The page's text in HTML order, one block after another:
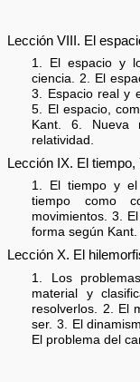
Lección VIII. El
1. El espacio y
ciencia. 2. El
3. Espacio real y
5. El espacio,
Kant. 6.
relatividad.
Lección IX. El tiempo,
1. El tiempo y el
tiempo como
movimientos. 3.
forma según Kant.
Lección X. El
1. Los
material y
resolverlos. 2. El
ser. 3. El
El problema del